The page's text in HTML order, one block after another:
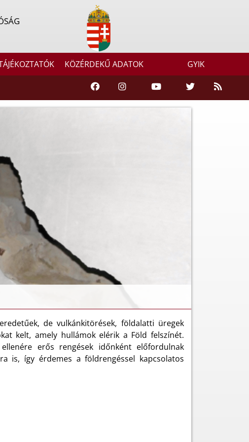
KÖZÉRDEKŰ ADATOK GYIK
de vulkánkitörések, földalatti üregek
kelt, amely hullámok elérik a Föld felszínét.
erős rengések időnként előfordulnak
is, így érdemes a földrengéssel kapcsolatos